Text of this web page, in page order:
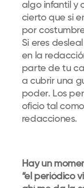
algo infantil y
cierto que si
por
Si eres
en la
parte de tu
a cubrir una
poder. Los
oficio tal
redacciones.
Hay un
“el periódico